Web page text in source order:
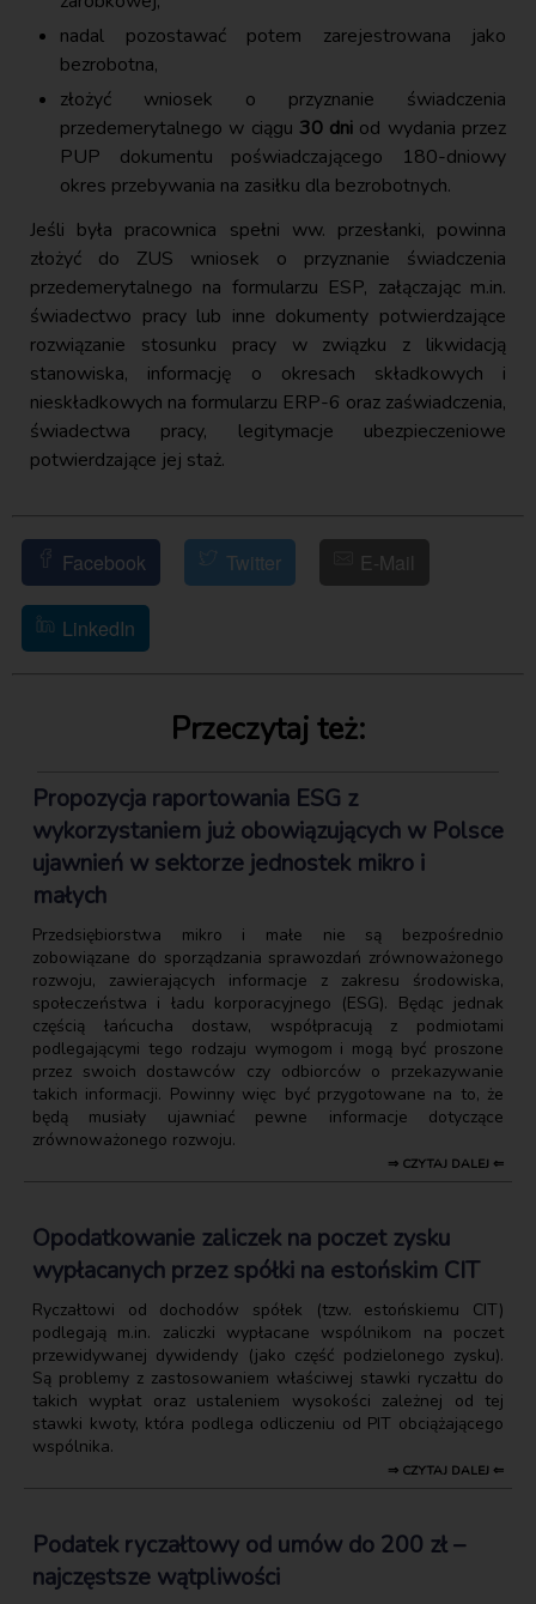
nadal pozostawać potem zarejestrowana jako
bezrobotna,
złożyć wniosek o przyznanie świadczenia
przedemerytalnego w ciągu 30 dni od wydania przez
PUP dokumentu poświadczającego 180-dniowy
okres przebywania na zasiłku dla bezrobotnych.
Jeśli była pracownica spełni ww. przesłanki, powinna
złożyć do ZUS wniosek o przyznanie świadczenia
przedemerytalnego na formularzu ESP, załączając m.in.
świadectwo pracy lub inne dokumenty potwierdzające
rozwiązanie stosunku pracy w związku z likwidacją
stanowiska, informację o okresach składkowych i
nieskładkowych na formularzu ERP-6 oraz zaświadczenia,
świadectwa pracy, legitymacje ubezpieczeniowe
potwierdzające jej staż.
Facebook Twitter E-Mail
LinkedIn
Przeczytaj też:
Propozycja raportowania ESG z
wykorzystaniem już obowiązujących w Polsce
ujawnień w sektorze jednostek mikro i
małych
Przedsiębiorstwa mikro i małe nie są bezpośrednio
zobowiązane do sporządzania sprawozdań zrównoważonego
rozwoju, zawierających informacje z zakresu środowiska,
społeczeństwa i ładu korporacyjnego (ESG). Będąc jednak
częścią łańcucha dostaw, współpracują z podmiotami
podlegającymi tego rodzaju wymogom i mogą być proszone
przez swoich dostawców czy odbiorców o przekazywanie
takich informacji. Powinny więc być przygotowane na to, że
będą musiały ujawniać pewne informacje dotyczące
zrównoważonego rozwoju.
⇒ CZYTAJ DALEJ ⇐
Opodatkowanie zaliczek na poczet zysku
wypłacanych przez spółki na estońskim CIT
Ryczałtowi od dochodów spółek (tzw. estońskiemu CIT)
podlegają m.in. zaliczki wypłacane wspólnikom na poczet
przewidywanej dywidendy (jako część podzielonego zysku).
Są problemy z zastosowaniem właściwej stawki ryczałtu do
takich wypłat oraz ustaleniem wysokości zależnej od tej
stawki kwoty, która podlega odliczeniu od PIT obciążającego
wspólnika.
⇒ CZYTAJ DALEJ ⇐
Podatek ryczałtowy od umów do 200 zł –
najczęstsze wątpliwości